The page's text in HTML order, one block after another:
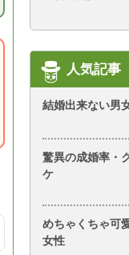
人気記事
結婚出来ない男
驚異の成婚率・
ケ
めちゃくちゃ可
女性